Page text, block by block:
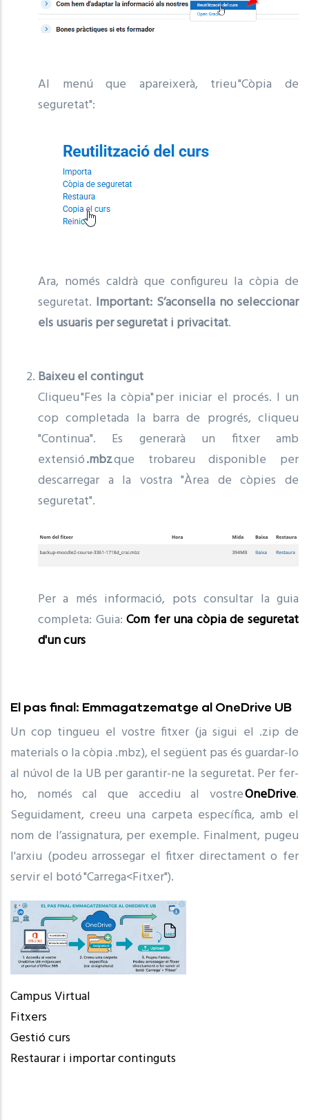
Al menú que apareixerà, trieu "Còpia de
seguretat":
Ara, només caldrà que configureu la còpia de
seguretat. Important: S’aconsella no seleccionar
els usuaris per seguretat i privacitat.
Baixeu el contingut
Cliqueu "Fes la còpia" per iniciar el procés. I un
cop completada la barra de progrés, cliqueu
"Continua". Es generarà un fitxer amb
extensió.mbzque trobareu disponible per
descarregar a la vostra "Àrea de còpies de
seguretat".
Per a més informació, pots consultar la guia
completa: Guia:Com fer una còpia de seguretat
d'un curs
El pas final: Emmagatzematge al OneDrive UB
Un cop tingueu el vostre fitxer (ja sigui el .zip de
materials o la còpia .mbz), el següent pas és guardar-lo
al núvol de la UB per garantir-ne la seguretat. Per fer-
ho, només cal que accediu al vostreOneDrive.
Seguidament, creeu una carpeta específica, amb el
nom de l’assignatura, per exemple. Finalment, pugeu
l'arxiu (podeu arrossegar el fitxer directament o fer
servir el botó "Carrega<Fitxer").
Campus Virtual
Fitxers
Gestió curs
Restaurar i importar continguts